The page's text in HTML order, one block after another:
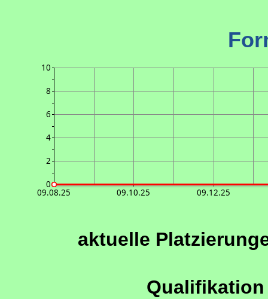
10
8
6
4
2
0
09.08.25 09.10.25 09.12.25
aktuelle
Qualifikation